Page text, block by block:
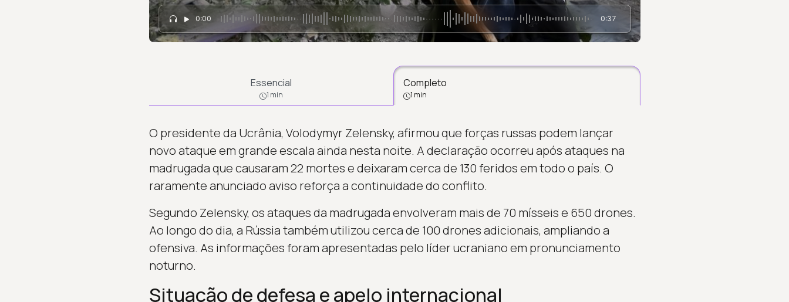
0:00 0:37
Essencial
1 min
Completo
1 min
O presidente da Ucrânia, Volodymyr Zelensky, afirmou que forças russas podem lançar
novo ataque em grande escala ainda nesta noite. A declaração ocorreu após ataques na
madrugada que causaram 22 mortes e deixaram cerca de 130 feridos em todo o país. O
raramente anunciado aviso reforça a continuidade do conflito.
Segundo Zelensky, os ataques da madrugada envolveram mais de 70 mísseis e 650 drones.
Ao longo do dia, a Rússia também utilizou cerca de 100 drones adicionais, ampliando a
ofensiva. As informações foram apresentadas pelo líder ucraniano em pronunciamento
noturno.
Situação de defesa e apelo internacional